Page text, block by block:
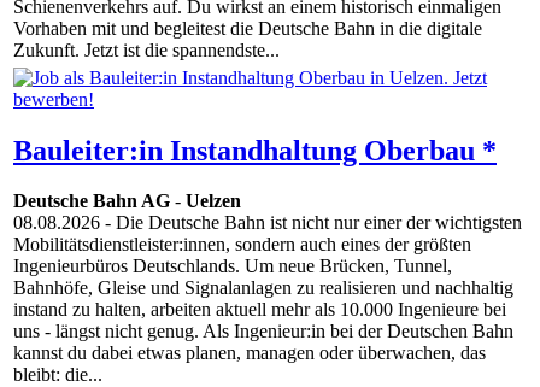
Schienenverkehrs auf. Du wirkst an einem historisch einmaligen
Vorhaben mit und begleitest die Deutsche Bahn in die digitale
Zukunft. Jetzt ist die spannendste...
Bauleiter:in Instandhaltung Oberbau *
Deutsche Bahn AG - Uelzen
08.08.2026 - Die Deutsche Bahn ist nicht nur einer der wichtigsten
Mobilitätsdienstleister:innen, sondern auch eines der größten
Ingenieurbüros Deutschlands. Um neue Brücken, Tunnel,
Bahnhöfe, Gleise und Signalanlagen zu realisieren und nachhaltig
instand zu halten, arbeiten aktuell mehr als 10.000 Ingenieure bei
uns - längst nicht genug. Als Ingenieur:in bei der Deutschen Bahn
kannst du dabei etwas planen, managen oder überwachen, das
bleibt: die...